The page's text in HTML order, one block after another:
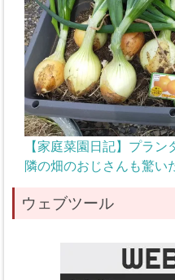
【家庭菜園日記】プラ
隣の畑のおじさんも驚い
ウェブツール